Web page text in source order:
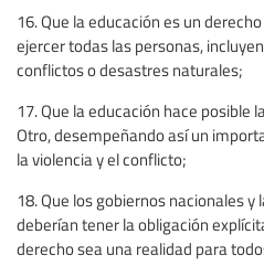
16. Que la educación es un
ejercer todas las personas,
conflictos o desastres naturales;
17. Que la educación hace posible
Otro, desempeñando así un
la violencia y el conflicto;
18. Que los gobiernos nacionales
deberían tener la obligación
derecho sea una realidad para